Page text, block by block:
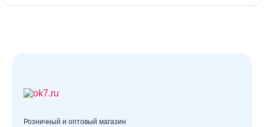
Розничный и оптовый магазин